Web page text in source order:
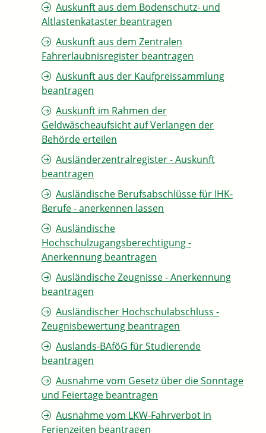
Auskunft aus dem Bodenschutz- und
Altlastenkataster beantragen
Auskunft aus dem Zentralen
Fahrerlaubnisregister beantragen
Auskunft aus der Kaufpreissammlung
beantragen
Auskunft im Rahmen der
Geldwäscheaufsicht auf Verlangen der
Behörde erteilen
Ausländerzentralregister - Auskunft
beantragen
Ausländische Berufsabschlüsse für IHK-
Berufe - anerkennen lassen
Ausländische
Hochschulzugangsberechtigung -
Anerkennung beantragen
Ausländische Zeugnisse - Anerkennung
beantragen
Ausländischer Hochschulabschluss -
Zeugnisbewertung beantragen
Auslands-BAföG für Studierende
beantragen
Ausnahme vom Gesetz über die Sonntage
und Feiertage beantragen
Ausnahme vom LKW-Fahrverbot in
Ferienzeiten beantragen